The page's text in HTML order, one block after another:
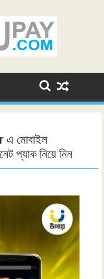
মোবাইল
প্যাক নিয়ে নিন